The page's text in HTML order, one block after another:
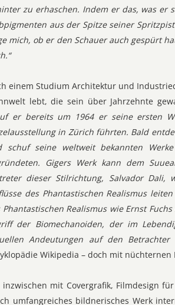
zu erhaschen. Indem er das, was er
aus der Spitze seiner
mich, ob er den Schauer auch gespürt
einem Studium Architektur und
lebt, die sein über Jahrzehnte
er bereits um 1964 er seine ersten
in Zürich führten. Bald
schuf seine weltweit bekannten
Gigers Werk kann dem
dieser Stilrichtung, Salvador
des Phantastischen Realismus
Phantastischen Realismus wie Ernst
der Biomechanoiden, der im
Andeutungen auf den
Wikipedia – doch mit
inzwischen mit Covergrafik, Filmdesign
umfangreiches bildnerisches Werk